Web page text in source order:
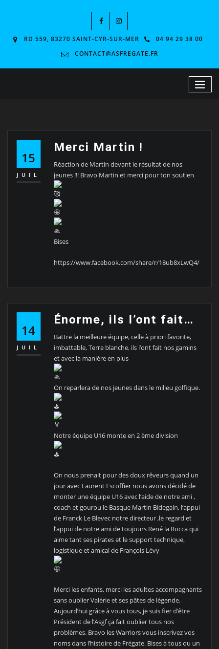
RD 559, 83270 SAINT-CYR-SUR-MER
04 94 29 38 00
CONTACT@ASFREGATE.FR
15
JUIL
Merci Martin !
Réaction de Martin devant le résultat de nos
jeunes !!! Bravo Martin et merci pour ton soutien
Bises
https://www.facebook.com/share/r/18ub8xLwQ4/
14
JUIL
Énorme, ils l’ont fait…
Battre la meilleure équipe, celle à priori favorite,
imbattable, Terre blanche, ils l’ont fait nos gamins
et avec la manière en plus
On reparlera de nos jeunes dans le milieu golfique.
Notre équipe U16 monte en 2 ème division
On nous prenait pour des doux rêveurs quand un
jour avec Laurent Escoffier nous avons décidé de
monter une équipe U16 avec l’aide de notre ami ,
coach et gourou le Basque Martin Bidegain, l’appui
de Franck Le Blevec notre directeur ,le regard et
l’appui de notre ami de toujours René la Rocca qui
aime tant ses pirates et le support technique,
logistique et amical de François Lévy
Merci les enfants, merci les adultes accompagnants
sans oublier Valérie et ses pâtes de légende.
Aujourd’hui grâce à vous tous, je suis fier d’être
Président de l’Asgf ça fait oublier tous nos
problèmes. Bravo les Warriors vous inscrivez vos
noms dans l’histoire de Frégate. Bises à tous ou un